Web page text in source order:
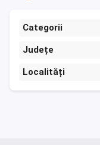
Categorii
Județe
Localități